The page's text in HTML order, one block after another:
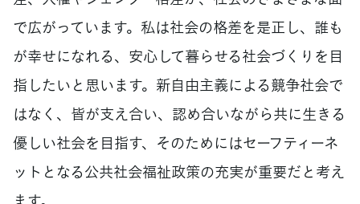
で広がっています。私は社会の格差を是正し、誰も
が幸せになれる、安心して暮らせる社会づくりを目
指したいと思います。新自由主義による競争社会で
はなく、皆が支え合い、認め合いながら共に生きる
優しい社会を目指す、そのためにはセーフティーネ
ットとなる公共社会福祉政策の充実が重要だと考え